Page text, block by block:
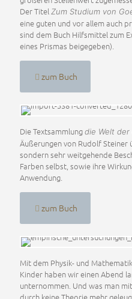
Der Titel Zum Studium von
eine guten und vor allem auch
sind dem Buch Hilfsmittel zum
eines Prismas beigegeben).
zum Buch
Die Textsammlungdie Welt der
Äußerungen von Rudolf Steiner
sondern sehr weitgehende
Farben selbst, sowie ihre
Anwendung.
zum Buch
Mit dem Physik- und
Kinder haben wir einen Abend
unternommen. Und was man
durch keine Theorie mehr